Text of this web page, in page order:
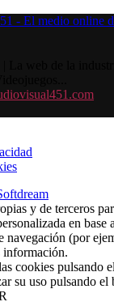
y de terceros
en base
navegación (por
información.
cookies pulsando
su uso pulsando